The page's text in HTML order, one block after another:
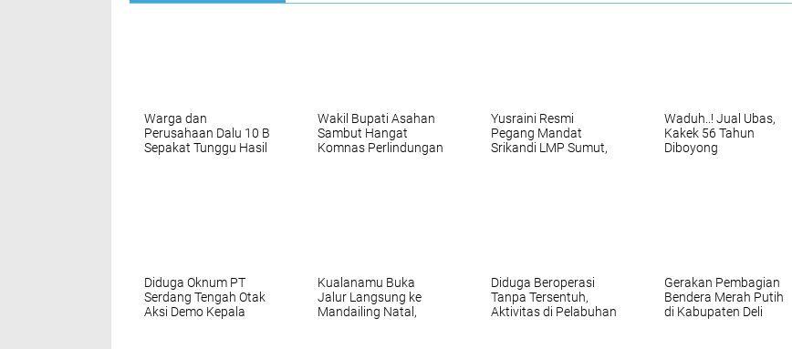
Warga dan
Perusahaan Dalu 10 B
Sepakat Tunggu Hasil
Wakil Bupati Asahan
Sambut Hangat
Komnas Perlindungan
Yusraini Resmi
Pegang Mandat
Srikandi LMP Sumut,
Waduh..! Jual Ubas,
Kakek 56 Tahun
Diboyong
Diduga Oknum PT
Serdang Tengah Otak
Aksi Demo Kepala
Kualanamu Buka
Jalur Langsung ke
Mandailing Natal,
Diduga Beroperasi
Tanpa Tersentuh,
Aktivitas di Pelabuhan
Gerakan Pembagian
Bendera Merah Putih
di Kabupaten Deli